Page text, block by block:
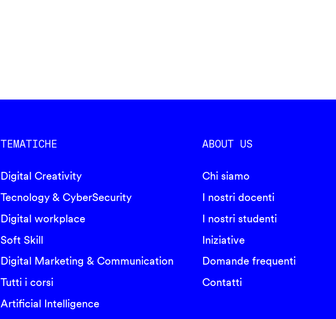
TEMATICHE
Digital Creativity
Tecnology & CyberSecurity
Digital workplace
Soft Skill
Digital Marketing & Communication
Tutti i corsi
Artificial Intelligence
ABOUT US
Chi siamo
I nostri docenti
I nostri studenti
Iniziative
Domande frequenti
Contatti